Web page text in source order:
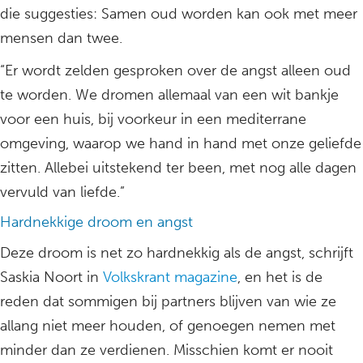
die suggesties: Samen oud worden kan ook met meer
mensen dan twee.
“Er wordt zelden gesproken over de angst alleen oud
te worden. We dromen allemaal van een wit bankje
voor een huis, bij voorkeur in een mediterrane
omgeving, waarop we hand in hand met onze geliefde
zitten. Allebei uitstekend ter been, met nog alle dagen
vervuld van liefde.”
Hardnekkige droom en angst
Deze droom is net zo hardnekkig als de angst, schrijft
Saskia Noort in Volkskrant magazine, en het is de
reden dat sommigen bij partners blijven van wie ze
allang niet meer houden, of genoegen nemen met
minder dan ze verdienen. Misschien komt er nooit